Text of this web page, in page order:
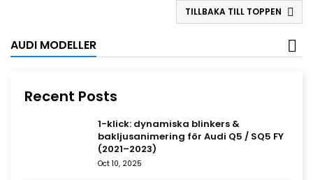
AUDI MODELLER
Recent Posts
1-klick: dynamiska blinkers &
bakljusanimering för Audi Q5 / SQ5 FY
(2021–2023)
Oct 10, 2025
TILLBAKA TILL TOPPEN 